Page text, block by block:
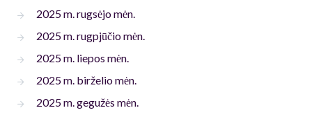
2025 m. rugsėjo mėn.
2025 m. rugpjūčio mėn.
2025 m. liepos mėn.
2025 m. birželio mėn.
2025 m. gegužės mėn.